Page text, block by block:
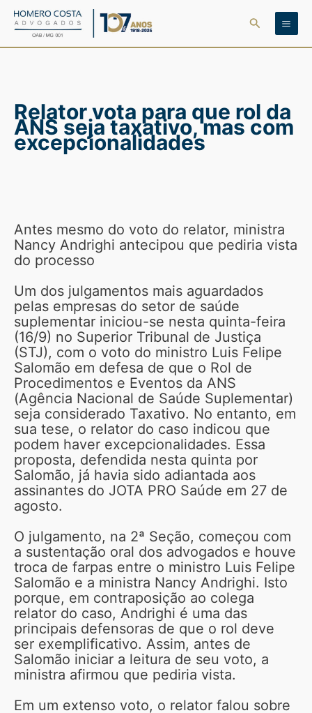
para
Pesquisar
Relator vota para que rol da
ANS seja taxativo, mas com
excepcionalidades
Antes mesmo do voto do relator, ministra
Nancy Andrighi antecipou que pediria vista
do processo
Um dos julgamentos mais aguardados
pelas empresas do setor de saúde
suplementar iniciou-se nesta quinta-feira
(16/9) no Superior Tribunal de Justiça
(STJ), com o voto do ministro Luis Felipe
Salomão em defesa de que o Rol de
Procedimentos e Eventos da ANS
(Agência Nacional de Saúde Suplementar)
seja considerado Taxativo. No entanto, em
sua tese, o relator do caso indicou que
podem haver excepcionalidades. Essa
proposta, defendida nesta quinta por
Salomão, já havia sido adiantada aos
assinantes do JOTA PRO Saúde em 27 de
agosto.
O julgamento, na 2ª Seção, começou com
a sustentação oral dos advogados e houve
troca de farpas entre o ministro Luis Felipe
Salomão e a ministra Nancy Andrighi. Isto
porque, em contraposição ao colega
relator do caso, Andrighi é uma das
principais defensoras de que o rol deve
ser exemplificativo. Assim, antes de
Salomão iniciar a leitura de seu voto, a
ministra afirmou que pediria vista.
Em um extenso voto, o relator falou sobre